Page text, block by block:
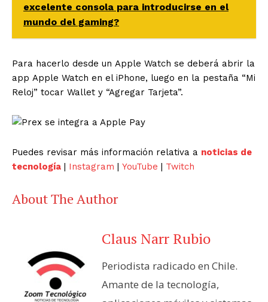
excelente consola para introducirse en el
mundo del gaming?
Para hacerlo desde un Apple Watch se deberá abrir la
app Apple Watch en el iPhone, luego en la pestaña “Mi
Reloj” tocar Wallet y “Agregar Tarjeta”.
Puedes revisar más información relativa a noticias de
tecnología | Instagram | YouTube | Twitch
About The Author
Claus Narr Rubio
Periodista radicado en Chile.
Amante de la tecnología,